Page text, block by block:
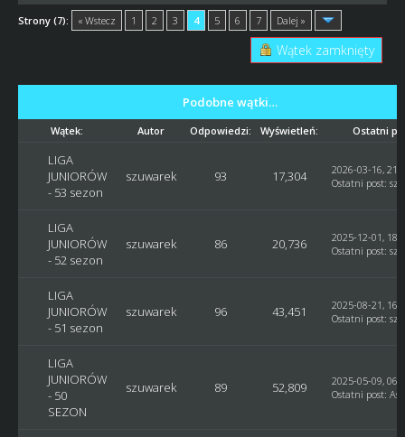
Strony (7): « Wstecz 1 2 3 4 5 6 7 Dalej »
Wątek zamknięty
Podobne wątki…
Wątek: Autor Odpowiedzi: Wyświetleń: Ostatni
LIGA
JUNIORÓW
- 53 sezon
szuwarek 93 17,304
2026-03-16,
Ostatni post:
LIGA
JUNIORÓW
- 52 sezon
szuwarek 86 20,736
2025-12-01,
Ostatni post:
LIGA
JUNIORÓW
- 51 sezon
szuwarek 96 43,451
2025-08-21,
Ostatni post:
LIGA
JUNIORÓW
- 50
SEZON
szuwarek 89 52,809
2025-05-09,
Ostatni post: